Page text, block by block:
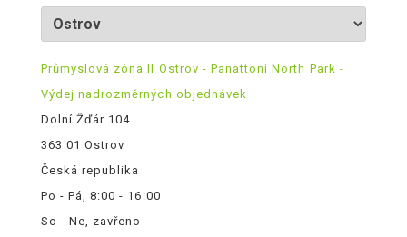
Průmyslová zóna II Ostrov - Panattoni North Park -
Výdej nadrozměrných objednávek
Dolní Žďár 104
363 01 Ostrov
Česká republika
Po - Pá, 8:00 - 16:00
So - Ne, zavřeno